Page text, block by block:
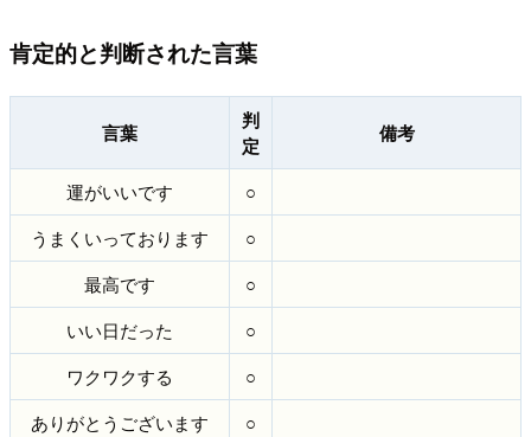
肯定的と判断された言葉
言葉
判
定
備考
運がいいです
○
うまくいっております
○
最高です
○
いい日だった
○
ワクワクする
○
ありがとうございます
○